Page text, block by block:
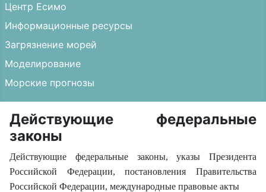
Центр Есимо
Информационные ресурсы
Загрязнение морей
Моделирование
Морские прогнозы
Действующие федеральные
законы
Действующие федеральные законы, указы Президента
Российской Федерации, постановления Правительства
Российской Федерации, международные правовые акты